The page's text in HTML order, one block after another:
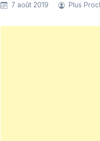
7 août 2019 Plus